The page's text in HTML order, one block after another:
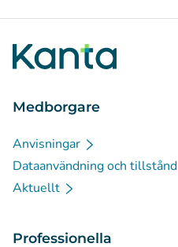
Medborgare
Anvisningar
Dataanvändning och tillstånd
Aktuellt
Professionella